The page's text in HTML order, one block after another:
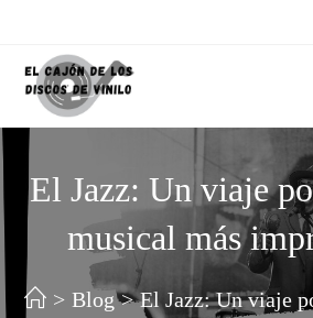
El Jazz: Un viaje
musical más
> Blog > El Jazz: Un viaje